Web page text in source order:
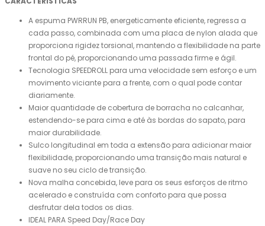
A espuma PWRRUN PB, energeticamente eficiente, regressa a
cada passo, combinada com uma placa de nylon alada que
proporciona rigidez torsional, mantendo a flexibilidade na parte
frontal do pé, proporcionando uma passada firme e ágil.
Tecnologia SPEEDROLL para uma velocidade sem esforço e um
movimento viciante para a frente, com o qual pode contar
diariamente.
Maior quantidade de cobertura de borracha no calcanhar,
estendendo-se para cima e até às bordas do sapato, para
maior durabilidade.
Sulco longitudinal em toda a extensão para adicionar maior
flexibilidade, proporcionando uma transição mais natural e
suave no seu ciclo de transição.
Nova malha concebida, leve para os seus esforços de ritmo
acelerado e construída com conforto para que possa
desfrutar dela todos os dias.
IDEAL PARA Speed ​​​​Day/Race Day